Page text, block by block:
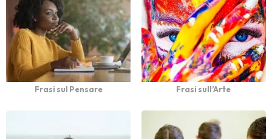
Frasi sul Pensare Frasi sull’Arte